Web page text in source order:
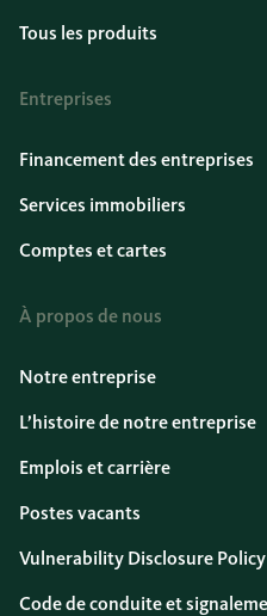
Tous les produits
Entreprises
Financement des entreprises
Services immobiliers
Comptes et cartes
À propos de nous
Notre entreprise
L’histoire de notre entreprise
Emplois et carrière
Postes vacants
Vulnerability Disclosure Policy
Code de conduite et